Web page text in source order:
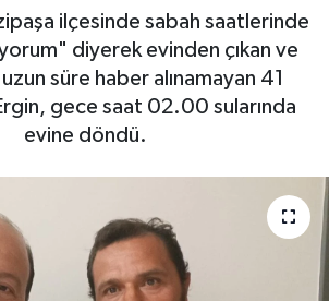
ilçesinde sabah saatlerinde
diyerek evinden çıkan ve
süre haber alınamayan 41
gece saat 02.00 sularında
evine döndü.